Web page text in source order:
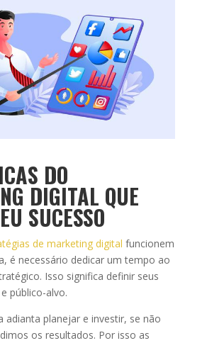
DO
DIGITAL QUE
SUCESSO
de marketing digital funcionem
é necessário dedicar um tempo ao
Isso significa definir seus
público-alvo.
adianta planejar e investir, se não
os resultados. Por isso as